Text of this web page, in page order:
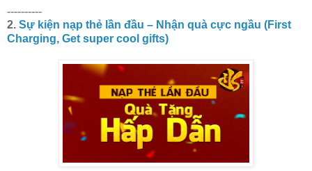
----------
2. Sự kiện nạp thẻ lần đầu – Nhận quà cực ngầu (First
Charging, Get super cool gifts)